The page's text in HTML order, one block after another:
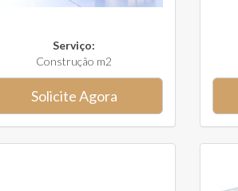
Serviço:
Construção m2
Solicite Agora